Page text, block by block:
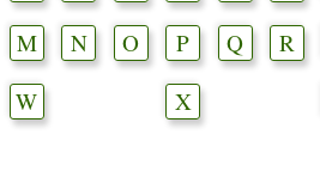
M
N O P Q R
W
X